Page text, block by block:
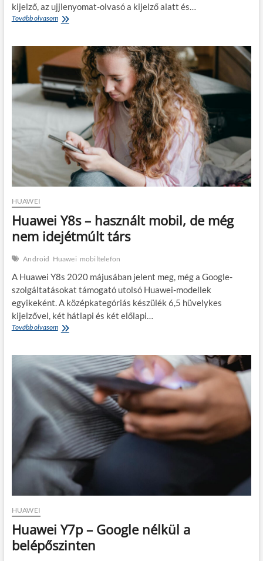
kijelző, az ujjlenyomat-olvasó a kijelző alatt és…
Tovább olvasomHuawei
használtan
csábító,
de
nem
tökéletes
kompromisszumokkal
HUAWEI
Huawei Y8s – használt mobil, de még
nem idejétmúlt társ
Android Huawei mobiltelefon
A Huawei Y8s 2020 májusában jelent meg, még a Google-
szolgáltatásokat támogató utolsó Huawei-modellek
egyikeként. A középkategóriás készülék 6,5 hüvelykes
kijelzővel, két hátlapi és két előlapi…
Tovább olvasomHuawei
használt
mobil,
de
még
nem
idejétmúlt
társ
HUAWEI
Huawei Y7p – Google nélkül a
belépőszinten